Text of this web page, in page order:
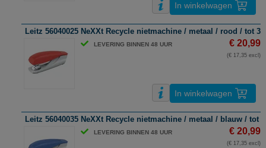
In winkelwagen
Leitz 56040025 NeXXt Recycle nietmachine / metaal / rood / tot
LEVERING BINNEN 48 UUR € 20,99
(€ 17,35 excl)
In winkelwagen
Leitz 56040035 NeXXt Recycle nietmachine / metaal / blauw / tot
LEVERING BINNEN 48 UUR € 20,99
(€ 17,35 excl)